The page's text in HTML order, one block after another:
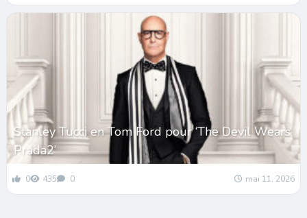
Stanley Tucci en Tom Ford pour ‘The Devil Wears
Prada2’
0 435 0 mai 11, 2026